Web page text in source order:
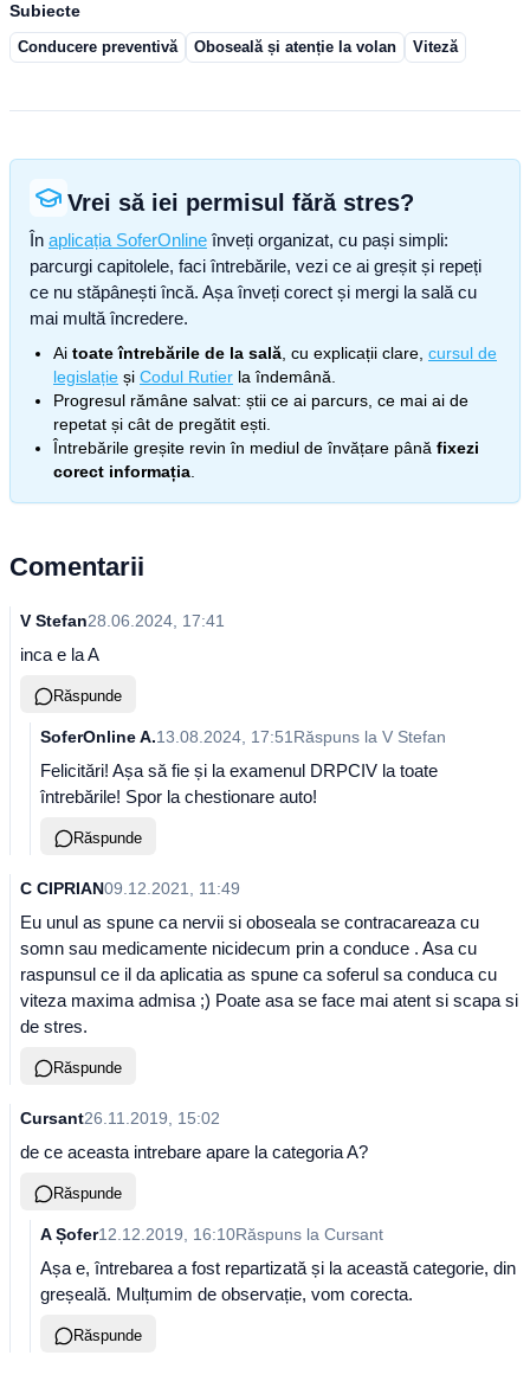
Subiecte
Conducere preventivă Oboseală și atenție la volan Viteză
Vrei să iei permisul fără stres?
În aplicația SoferOnline înveți organizat, cu pași simpli:
parcurgi capitolele, faci întrebările, vezi ce ai greșit și repeți
ce nu stăpânești încă. Așa înveți corect și mergi la sală cu
mai multă încredere.
Ai toate întrebările de la sală , cu explicații clare, cursul de
legislație și Codul Rutier la îndemână.
Progresul rămâne salvat: știi ce ai parcurs, ce mai ai de
repetat și cât de pregătit ești.
Întrebările greșite revin în mediul de învățare până fixezi
corect informația
Comentarii
V Stefan28.06.2024, 17:41
inca e la A
Răspunde
SoferOnline A.13.08.2024, 17:51 Răspuns la V Stefan
Felicitări! Așa să fie și la examenul DRPCIV la toate
întrebările! Spor la chestionare auto!
Răspunde
C CIPRIAN09.12.2021, 11:49
Eu unul as spune ca nervii si oboseala se contracareaza cu
somn sau medicamente nicidecum prin a conduce . Asa cu
raspunsul ce il da aplicatia as spune ca soferul sa conduca cu
viteza maxima admisa ;) Poate asa se face mai atent si scapa si
de stres.
Răspunde
Cursant26.11.2019, 15:02
de ce aceasta intrebare apare la categoria A?
Răspunde
A Șofer12.12.2019, 16:10Răspuns la Cursant
Așa e, întrebarea a fost repartizată și la această categorie, din
greșeală. Mulțumim de observație, vom corecta.
Răspunde